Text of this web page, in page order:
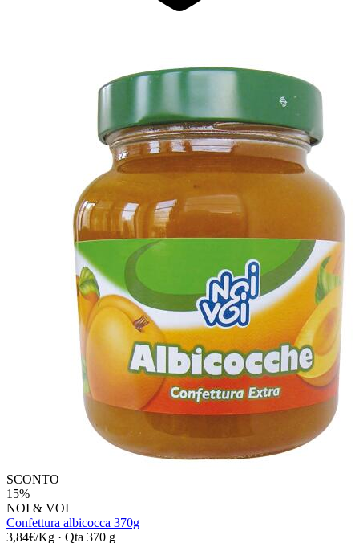
SCONTO
15%
NOI & VOI
Confettura albicocca 370g
3,84€/Kg · Qta 370 g